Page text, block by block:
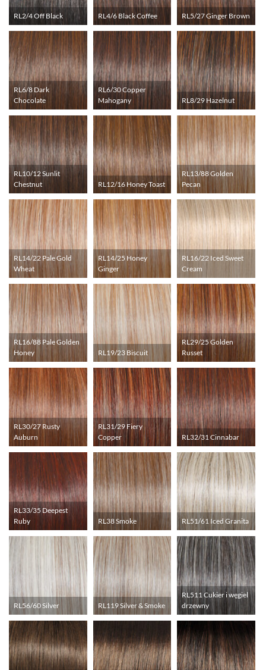
RL2/4 Off Black RL4/6 Black Coffee RL5/27 Ginger Brown
RL6/8 Dark
Chocolate
RL6/30 Copper
Mahogany
RL8/29 Hazelnut
RL10/12 Sunlit
Chestnut
RL12/16 Honey Toast
RL13/88 Golden
Pecan
RL14/22 Pale Gold
Wheat
RL14/25 Honey
Ginger
RL16/22 Iced Sweet
Cream
RL16/88 Pale Golden
Honey
RL19/23 Biscuit
RL29/25 Golden
Russet
RL30/27 Rusty
Auburn
RL31/29 Fiery
Copper
RL32/31 Cinnabar
RL33/35 Deepest
Ruby
RL38 Smoke RL51/61 Iced Granita
RL56/60 Silver RL119 Silver & Smoke
RL511 Cukier i węgiel
drzewny